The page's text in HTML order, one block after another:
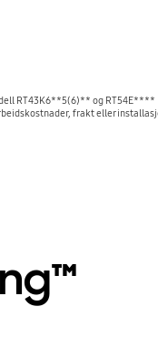
RT43K6**5(6)** og RT54E****
frakt eller